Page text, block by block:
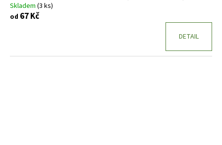
Skladem (3 ks)
od 67 Kč
DETAIL